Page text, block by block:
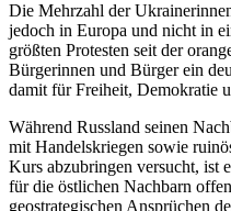
Die Mehrzahl der
jedoch in Europa und nicht in
größten Protesten seit der
Bürgerinnen und Bürger ein
damit für Freiheit, Demokratie
Während Russland seinen
mit Handelskriegen sowie
Kurs abzubringen versucht, ist
für die östlichen Nachbarn
geostrategischen Ansprüchen